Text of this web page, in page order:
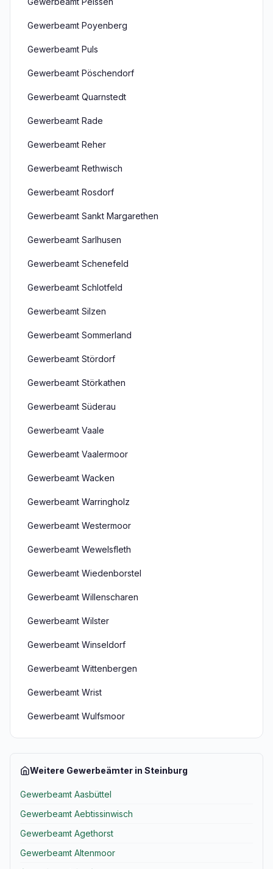
Gewerbeamt Poyenberg
Gewerbeamt Puls
Gewerbeamt Pöschendorf
Gewerbeamt Quarnstedt
Gewerbeamt Rade
Gewerbeamt Reher
Gewerbeamt Rethwisch
Gewerbeamt Rosdorf
Gewerbeamt Sankt Margarethen
Gewerbeamt Sarlhusen
Gewerbeamt Schenefeld
Gewerbeamt Schlotfeld
Gewerbeamt Silzen
Gewerbeamt Sommerland
Gewerbeamt Stördorf
Gewerbeamt Störkathen
Gewerbeamt Süderau
Gewerbeamt Vaale
Gewerbeamt Vaalermoor
Gewerbeamt Wacken
Gewerbeamt Warringholz
Gewerbeamt Westermoor
Gewerbeamt Wewelsfleth
Gewerbeamt Wiedenborstel
Gewerbeamt Willenscharen
Gewerbeamt Wilster
Gewerbeamt Winseldorf
Gewerbeamt Wittenbergen
Gewerbeamt Wrist
Gewerbeamt Wulfsmoor
Weitere Gewerbeämter in Steinburg
Gewerbeamt Aasbüttel
Gewerbeamt Aebtissinwisch
Gewerbeamt Agethorst
Gewerbeamt Altenmoor